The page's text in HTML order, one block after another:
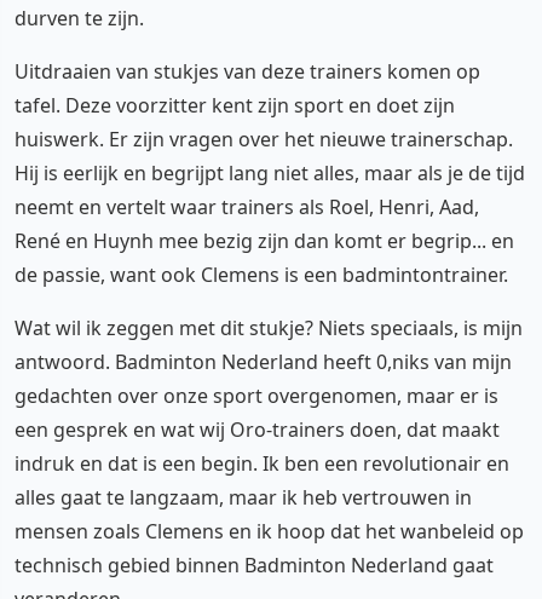
durven te zijn.
Uitdraaien van stukjes van deze trainers komen op
tafel. Deze voorzitter kent zijn sport en doet zijn
huiswerk. Er zijn vragen over het nieuwe trainerschap.
Hij is eerlijk en begrijpt lang niet alles, maar als je de tijd
neemt en vertelt waar trainers als Roel, Henri, Aad,
René en Huynh mee bezig zijn dan komt er begrip... en
de passie, want ook Clemens is een badmintontrainer.
Wat wil ik zeggen met dit stukje? Niets speciaals, is mijn
antwoord. Badminton Nederland heeft 0,niks van mijn
gedachten over onze sport overgenomen, maar er is
een gesprek en wat wij Oro-trainers doen, dat maakt
indruk en dat is een begin. Ik ben een revolutionair en
alles gaat te langzaam, maar ik heb vertrouwen in
mensen zoals Clemens en ik hoop dat het wanbeleid op
technisch gebied binnen Badminton Nederland gaat